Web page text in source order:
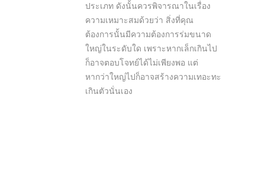
ประเภท ดังนั้นควรพิจารณาในเรื่อง
ความเหมาะสมด้วยว่า สิ่งที่คุณ
ต้องการนั้นมีความต้องการร่มขนาด
ใหญ่ในระดับใด เพราะหากเล็กเกินไป
ก็อาจตอบโจทย์ได้ไม่เพียงพอ แต่
หากว่าใหญ่ไปก็อาจสร้างความเทอะทะ
เกินตัวนั่นเอง